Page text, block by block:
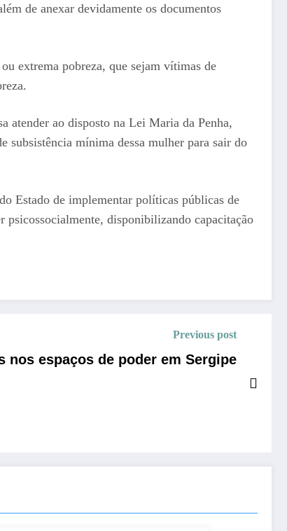
de anexar devidamente os documentos
extrema pobreza, que sejam vítimas de
atender ao disposto na Lei Maria da Penha,
subsistência mínima dessa mulher para sair do
Estado de implementar políticas públicas de
psicossocialmente, disponibilizando capacitação
Previous post
espaços de poder em Sergipe